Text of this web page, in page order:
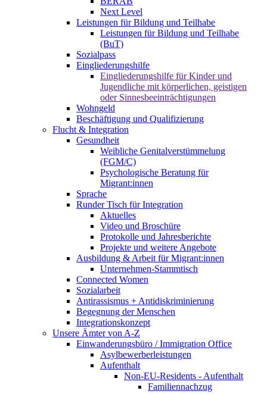
Next Level
Leistungen für Bildung und Teilhabe
Leistungen für Bildung und Teilhabe
(BuT)
Sozialpass
Eingliederungshilfe
Eingliederungshilfe für Kinder und
Jugendliche mit körperlichen, geistigen
oder Sinnesbeeinträchtigungen
Wohngeld
Beschäftigung und Qualifizierung
Flucht & Integration
Gesundheit
Weibliche Genitalverstümmelung
(FGM/C)
Psychologische Beratung für
Migrant:innen
Sprache
Runder Tisch für Integration
Aktuelles
Video und Broschüre
Protokolle und Jahresberichte
Projekte und weitere Angebote
Ausbildung & Arbeit für Migrant:innen
Unternehmen-Stammtisch
Connected Women
Sozialarbeit
Antirassismus + Antidiskriminierung
Begegnung der Menschen
Integrationskonzept
Unsere Ämter von A-Z
Einwanderungsbüro / Immigration Office
Asylbewerberleistungen
Aufenthalt
Non-EU-Residents - Aufenthalt
Familiennachzug